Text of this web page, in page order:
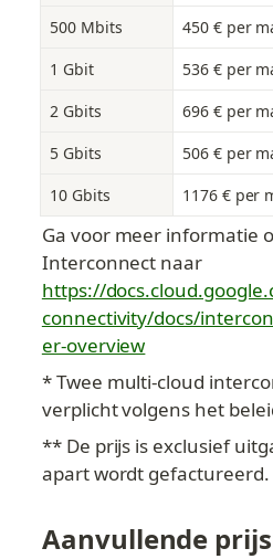
500 Mbits
450 € per
1 Gbit
536 € per
2 Gbits
696 € per
5 Gbits
506 € per
10 Gbits
1176 € per
Ga voor meer informatie
Interconnect naar
https://
connectivity/docs/
er-overview
* Twee multi-cloud
verplicht volgens het
** De prijs is exclusief
apart wordt gefactureerd.
Aanvullende